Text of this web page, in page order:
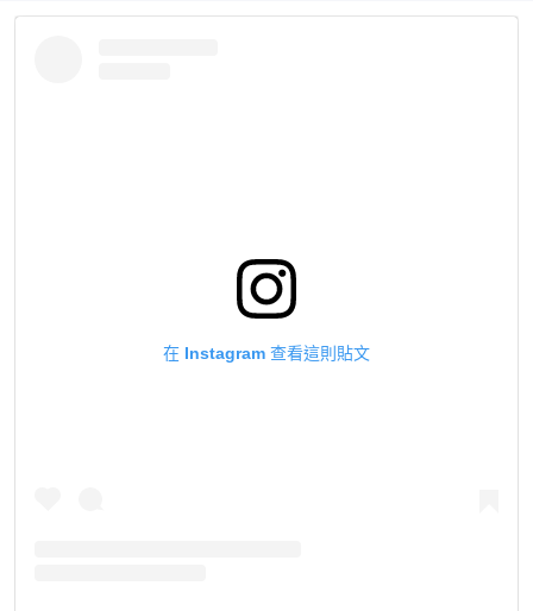
在 Instagram 查看這則貼文